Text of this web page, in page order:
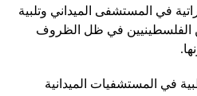
في المستشفى الميداني وتلبية
الفلسطينيين في ظل الظروف
في المستشفيات الميدانية